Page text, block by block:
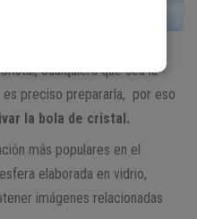
cualquiera que sea la
es preciso prepararla, por eso
la bola de cristal.
más populares en el
elaborada en vidrio,
imágenes relacionadas